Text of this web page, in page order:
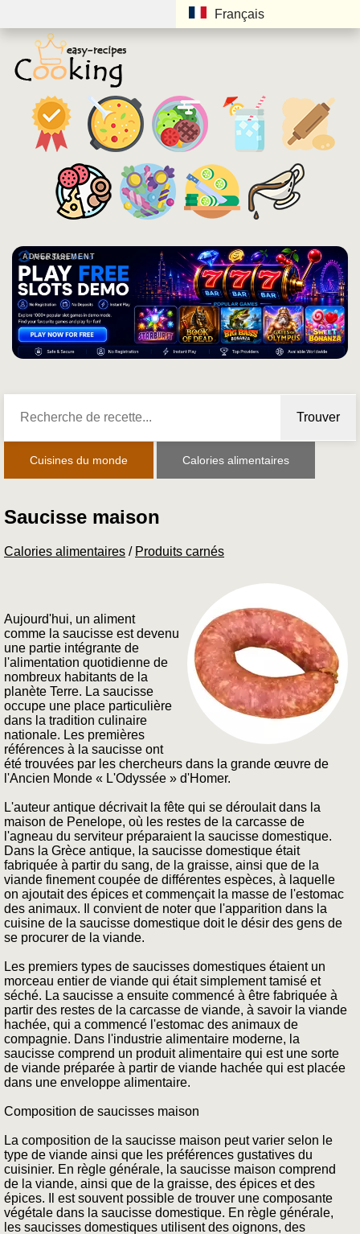
Français
ADVERTISEMENT
Trouver
Cuisines du monde Calories alimentaires
Saucisse maison
Calories alimentaires / Produits carnés
Aujourd'hui, un aliment
comme la saucisse est devenu
une partie intégrante de
l'alimentation quotidienne de
nombreux habitants de la
planète Terre. La saucisse
occupe une place particulière
dans la tradition culinaire
nationale. Les premières
références à la saucisse ont
été trouvées par les chercheurs dans la grande œuvre de
l'Ancien Monde « L'Odyssée » d'Homer.
L'auteur antique décrivait la fête qui se déroulait dans la
maison de Penelope, où les restes de la carcasse de
l'agneau du serviteur préparaient la saucisse domestique.
Dans la Grèce antique, la saucisse domestique était
fabriquée à partir du sang, de la graisse, ainsi que de la
viande finement coupée de différentes espèces, à laquelle
on ajoutait des épices et commençait la masse de l'estomac
des animaux. Il convient de noter que l'apparition dans la
cuisine de la saucisse domestique doit le désir des gens de
se procurer de la viande.
Les premiers types de saucisses domestiques étaient un
morceau entier de viande qui était simplement tamisé et
séché. La saucisse a ensuite commencé à être fabriquée à
partir des restes de la carcasse de viande, à savoir la viande
hachée, qui a commencé l'estomac des animaux de
compagnie. Dans l'industrie alimentaire moderne, la
saucisse comprend un produit alimentaire qui est une sorte
de viande préparée à partir de viande hachée qui est placée
dans une enveloppe alimentaire.
Composition de saucisses maison
La composition de la saucisse maison peut varier selon le
type de viande ainsi que les préférences gustatives du
cuisinier. En règle générale, la saucisse maison comprend
de la viande, ainsi que de la graisse, des épices et des
épices. Il est souvent possible de trouver une composante
végétale dans la saucisse domestique. En règle générale,
les saucisses domestiques utilisent des oignons, des